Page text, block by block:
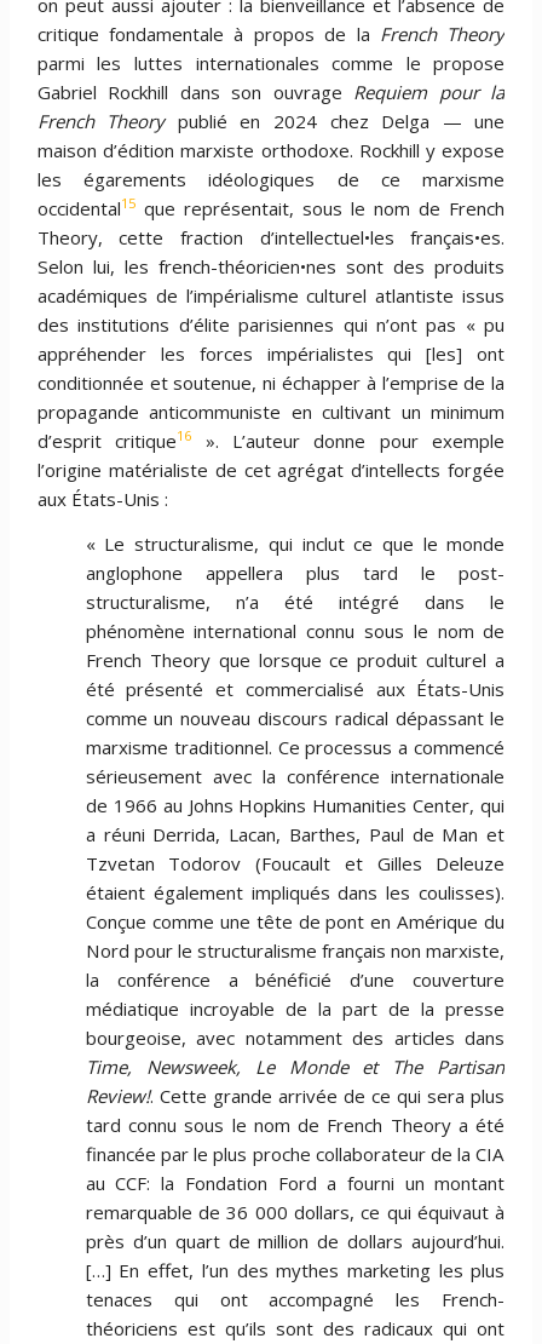
critique fondamentale à propos de la French Theory
parmi les luttes internationales comme le propose
Gabriel Rockhill dans son ouvrage Requiem pour la
French Theory publié en 2024 chez Delga — une
maison d’édition marxiste orthodoxe. Rockhill y expose
les égarements idéologiques de ce marxisme
occidental15que représentait, sous le nom de French
Theory, cette fraction d’intellectuel•les français•es.
Selon lui, les french-théoricien•nes sont des produits
académiques de l’impérialisme culturel atlantiste issus
des institutions d’élite parisiennes qui n’ont pas « pu
appréhender les forces impérialistes qui [les] ont
conditionnée et soutenue, ni échapper à l’emprise de la
propagande anticommuniste en cultivant un minimum
d’esprit critique16
». L’auteur donne pour exemple
l’origine matérialiste de cet agrégat d’intellects forgée
aux États-Unis :
« Le structuralisme, qui inclut ce que le monde
anglophone appellera plus tard le post-
structuralisme, n’a été intégré dans le
phénomène international connu sous le nom de
French Theory que lorsque ce produit culturel a
été présenté et commercialisé aux États-Unis
comme un nouveau discours radical dépassant le
marxisme traditionnel. Ce processus a commencé
sérieusement avec la conférence internationale
de 1966 au Johns Hopkins Humanities Center, qui
a réuni Derrida, Lacan, Barthes, Paul de Man et
Tzvetan Todorov (Foucault et Gilles Deleuze
étaient également impliqués dans les coulisses).
Conçue comme une tête de pont en Amérique du
Nord pour le structuralisme français non marxiste,
la conférence a bénéficié d’une couverture
médiatique incroyable de la part de la presse
bourgeoise, avec notamment des articles dans
Time, Newsweek, Le Monde et The Partisan
Review!. Cette grande arrivée de ce qui sera plus
tard connu sous le nom de French Theory a été
financée par le plus proche collaborateur de la CIA
au CCF: la Fondation Ford a fourni un montant
remarquable de 36 000 dollars, ce qui équivaut à
près d’un quart de million de dollars aujourd’hui.
[…] En effet, l’un des mythes marketing les plus
tenaces qui ont accompagné les French-
théoriciens est qu’ils sont des radicaux qui ont